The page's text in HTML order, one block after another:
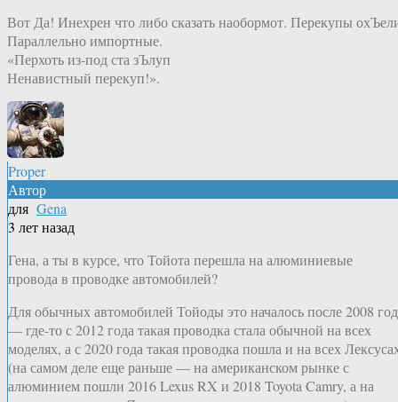
Вот Да! Инехрен что либо сказать наобормот. Перекупы
Параллельно импортные.
«Перхоть из-под ста зЪлуп
Ненавистный перекуп!».
Proper
Автор
для Gena
3 лет назад
Гена, а ты в курсе, что Тойота перешла на алюминиевые
провода в проводке автомобилей?
Для обычных автомобилей Тойоды это началось после 2008
— где-то с 2012 года такая проводка стала обычной на всех
моделях, а с 2020 года такая проводка пошла и на всех
(на самом деле еще раньше — на американском рынке с
алюминием пошли 2016 Lexus RX и 2018 Toyota Camry, а на